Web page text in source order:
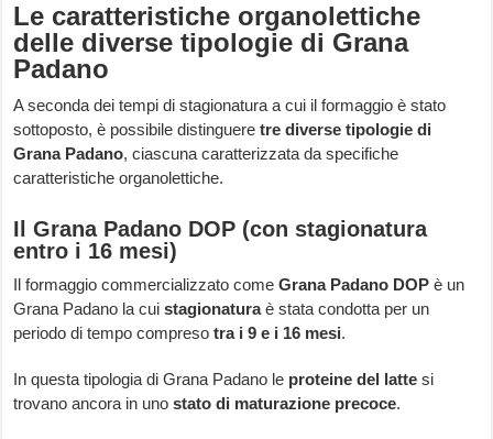
Le caratteristiche organolettiche
delle diverse tipologie di Grana
Padano
A seconda dei tempi di stagionatura a cui il formaggio è stato
sottoposto, è possibile distingueretre diverse tipologie di
Grana Padano, ciascuna caratterizzata da specifiche
caratteristiche organolettiche.
Il Grana Padano DOP (con stagionatura
entro i 16 mesi)
Il formaggio commercializzato comeGrana Padano DOP è un
Grana Padano la cuistagionaturaè stata condotta per un
periodo di tempo compreso tra i 9 e i 16 mesi.
In questa tipologia di Grana Padano le proteine del latte si
trovano ancora in unostato di maturazione precoce.